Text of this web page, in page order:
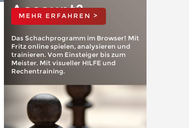
Account?
MEHR ERFAHREN >
Das Schachprogramm im Browser! Mit
Fritz online spielen, analysieren und
trainieren. Vom Einsteiger bis zum
Meister. Mit visueller HILFE und
Rechentraining.